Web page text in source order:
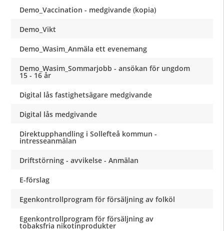
Demo_Vaccination - medgivande (kopia)
Demo_Vikt
Demo_Wasim_Anmäla ett evenemang
Demo_Wasim_Sommarjobb - ansökan för ungdom
15 - 16 år
Digital lås fastighetsägare medgivande
Digital lås medgivande
Direktupphandling i Sollefteå kommun -
intresseanmälan
Driftstörning - avvikelse - Anmälan
E-förslag
Egenkontrollprogram för försäljning av folköl
Egenkontrollprogram för försäljning av
tobaksfria nikotinprodukter